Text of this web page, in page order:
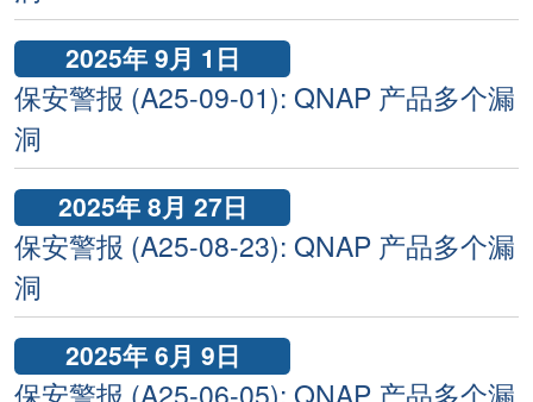
2025年 9月 1日
保安警报 (A25-09-01): QNAP 产品多个漏
洞
2025年 8月 27日
保安警报 (A25-08-23): QNAP 产品多个漏
洞
2025年 6月 9日